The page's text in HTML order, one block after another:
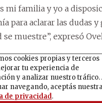
mi familia y yo a
para aclarar las dudas
se muestre”, expresó